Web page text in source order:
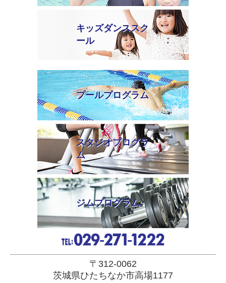
キッズダンススク
ール
プールプログラム
スタジオプログラ
ム
ジムプログラム
〒312-0062
茨城県ひたちなか市高場1177